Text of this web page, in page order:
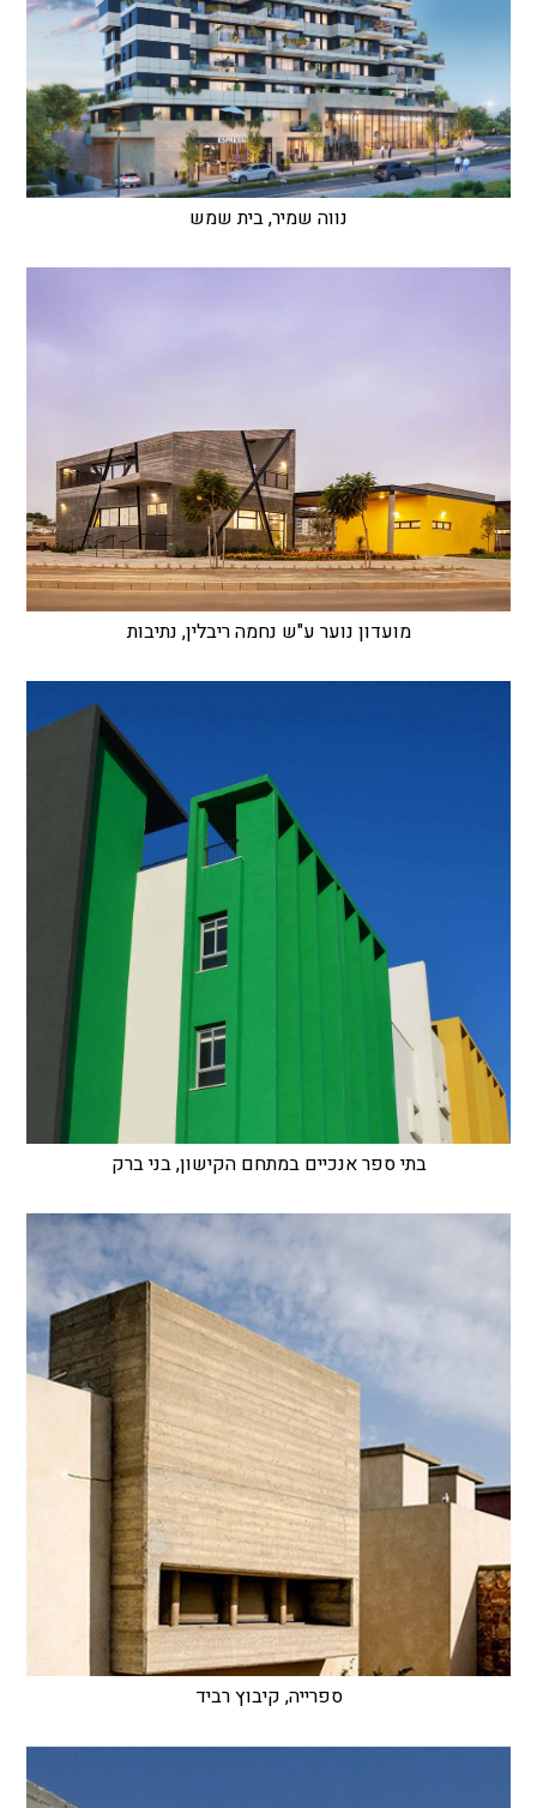
נווה שמיר, בית שמש
מועדון נוער ע"ש נחמה ריבלין, נתיבות
בתי ספר אנכיים במתחם הקישון, בני ברק
ספרייה, קיבוץ רביד